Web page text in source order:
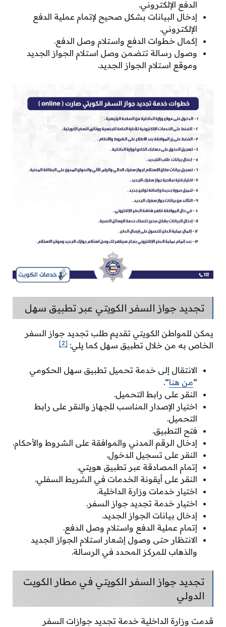
الدفع الإلكتروني.
إدخال البيانات بشكل صحيح لإتمام عملية الدفع
الإلكتروني.
إكمال خطوات الدفع واستلام وصل الدفع.
وصول رسالة تتضمن وصل استلام الجواز الجديد
وموقع استلام الجواز الجديد.
تجديد جواز السفر الكويتي عبر تطبيق سهل
يمكن للمواطن الكويتي تقديم طلب تجديد جواز السفر
الخاص به من خلال تطبيق سهل كما يلي: [2]
الانتقال إلى خدمة تحميل تطبيق سهل الحكومي
“من هنا“.
النقر على رابط التحميل.
اختيار الإصدار المناسب للجهاز والنقر على رابط
التحميل.
فتح التطبيق.
إدخال الرقم المدني والموافقة على الشروط والأحكام.
النقر على تسجيل الدخول.
إتمام المصادقة عبر تطبيق هويتي.
النقر على أيقونة الخدمات في الشريط السفلي.
اختيار خدمات وزارة الداخلية.
اختيار خدمة تجديد جواز السفر.
إدخال بيانات الجواز الجديد.
إتمام عملية الدفع واستلام وصل الدفع.
الانتظار حتى وصول إشعار استلام الجواز الجديد
والذهاب للمركز المحدد في الرسالة.
تجديد جواز السفر الكويتي في مطار الكويت
الدولي
قدمت وزارة الداخلية خدمة تجديد جوازات السفر